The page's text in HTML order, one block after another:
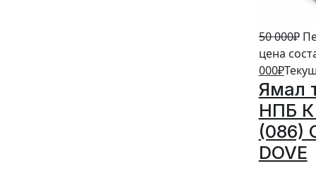
50 000₽
цена
000₽
Ямал
НПБ К
(086)
DOVE